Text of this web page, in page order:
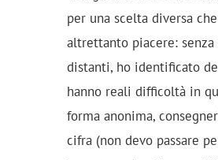
per una scelta diversa
altrettanto piacere:
distanti, ho identificato
hanno reali difficoltà in
forma anonima,
cifra (non devo passare